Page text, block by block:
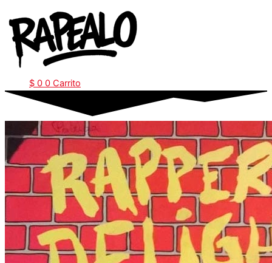
al
contenido
$ 0 0 Carrito